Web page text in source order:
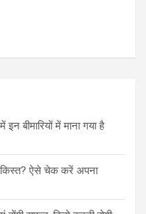
बीमारियों में माना गया है
किस्त? ऐसे चेक करें अपना